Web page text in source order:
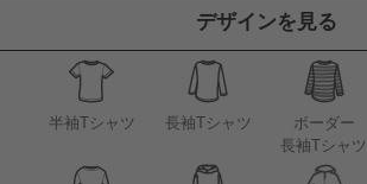
デザインを見る
半袖Tシャツ 長袖Tシャツ
ボーダー
長袖Tシャツ